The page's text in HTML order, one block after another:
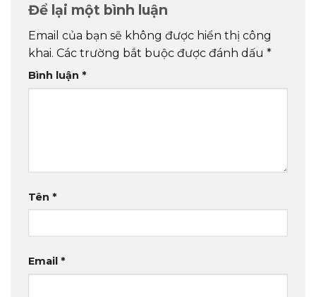
Để lại một bình luận
Email của bạn sẽ không được hiển thị công
khai. Các trường bắt buộc được đánh dấu *
Bình luận *
Tên *
Email *